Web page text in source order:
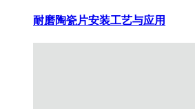
耐磨陶瓷片安装工艺与应用